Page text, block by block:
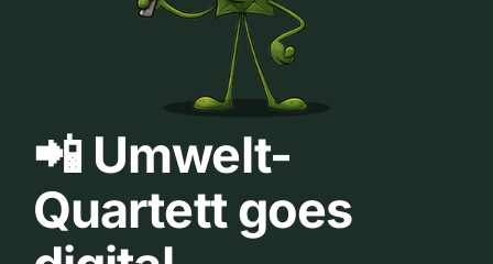
📲 Umwelt-
Quartett goes